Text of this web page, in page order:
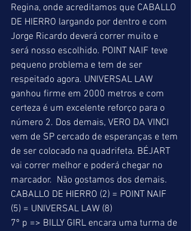
Regina, onde acreditamos que CABALLO
DE HIERRO largando por dentro e com
Jorge Ricardo deverá correr muito e
será nosso escolhido. POINT NAIF teve
pequeno problema e tem de ser
respeitado agora. UNIVERSAL LAW
ganhou firme em 2000 metros e com
certeza é um excelente reforço para o
número 2. Dos demais, VERO DA VINCI
vem de SP cercado de esperanças e tem
de ser colocado na quadrifeta. BÉJART
vai correr melhor e poderá chegar no
marcador.  Não gostamos dos demais.
CABALLO DE HIERRO (2) = POINT NAIF
(5) = UNIVERSAL LAW (8)
7º p => BILLY GIRL encara uma turma de